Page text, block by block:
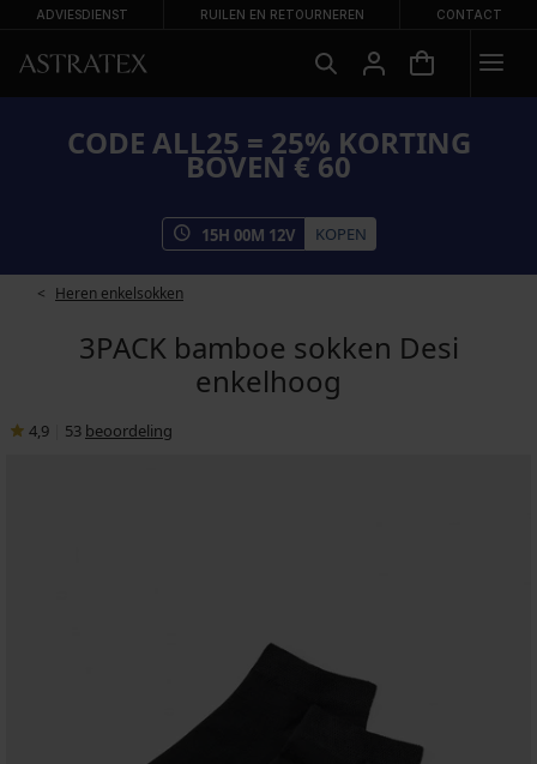
ADVIESDIENST RUILEN EN RETOURNEREN CONTACT
CODE ALL25 = 25% KORTING
BOVEN € 60
15H 00M 11V KOPEN
Heren enkelsokken
3PACK bamboe sokken Desi
enkelhoog
4,9 53 beoordeling